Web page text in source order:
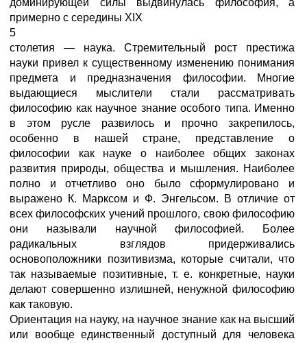
доминирующей силы выдвинулась философия, а
примерно с середины XIX
5
столетия — наука. Стремительный рост престижа
науки привел к существенному изменению понимания
предмета и предназначения философии. Многие
выдающиеся мыслители стали рассматривать
философию как научное знание особого типа. Именно
в этом русле развилось и прочно закрепилось,
особенно в нашей стране, представление о
философии как науке о наиболее общих законах
развития природы, общества и мышления. Наиболее
полно и отчетливо оно было сформулировано и
выражено К. Марксом и Ф. Энгельсом. В отличие от
всех философских учений прошлого, свою философию
они называли научной философией. Более
радикальных взглядов придерживались
основоположники позитивизма, которые считали, что
так называемые позитивные, т. е. конкретные, науки
делают совершенно излишней, ненужной философию
как таковую.
Ориентация на науку, на научное знание как на высший
или вообще единственный доступный для человека